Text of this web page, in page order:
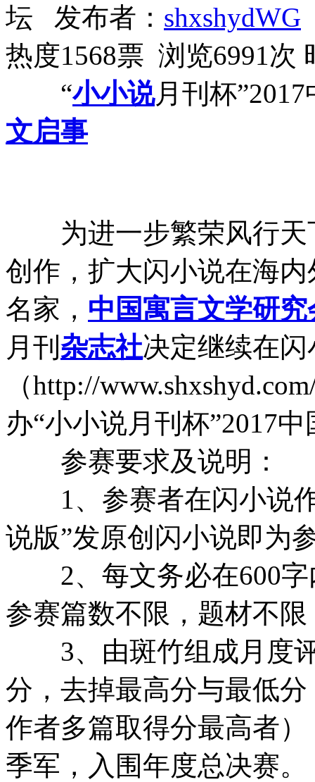
坛 发布者： shxshydWG
热度1568票 浏览6991次
“小小说月刊杯”2017
文启事
为进一步繁荣风行天
创作，扩大闪小说在海
名家， 中国寓言文学研究
月刊 杂志社决定继续在
（http://
办“小小说月刊杯”2017
参赛要求及说明：
1、参赛者在闪小说
说版”发原创闪小说即为
2、每文务必在600字
参赛篇数不限，题材不
3、由斑竹组成月度评
分，去掉最高分与最低
作者多篇取得分最高者
季军，入围年度总决赛。